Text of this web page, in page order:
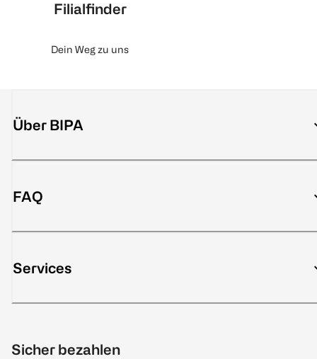
Filialfinder
Dein Weg zu uns
Über BIPA
FAQ
Services
Sicher bezahlen